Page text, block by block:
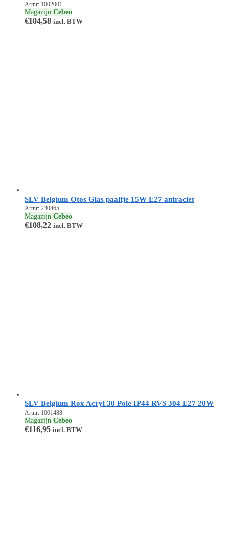
Artnr: 1002001
Magazijn Cebeo
€104,58 incl. BTW
SLV Belgium Otos Glas paaltje 15W E27 antraciet
Artnr: 230465
Magazijn Cebeo
€108,22 incl. BTW
SLV Belgium Rox Acryl 30 Pole IP44 RVS 304 E27 20W
Artnr: 1001488
Magazijn Cebeo
€116,95 incl. BTW